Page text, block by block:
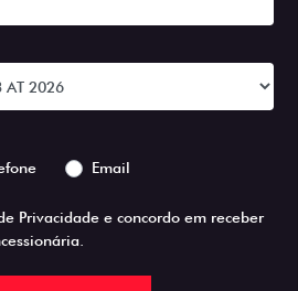
Email
Privacidade e concordo em receber